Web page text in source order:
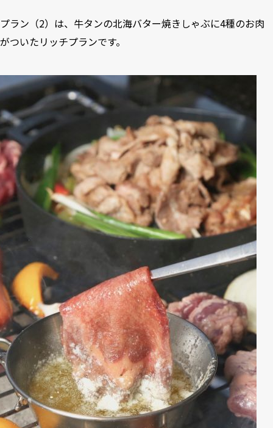
プラン（2）は、牛タンの北海バター焼きしゃぶに4種のお肉
がついたリッチプランです。